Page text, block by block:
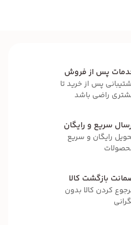
پس از فروش
پس از خرید تا
راضی باشد
سریع و رایگان
رایگان و سریع
بازگشت کالا
کردن کالا بدون